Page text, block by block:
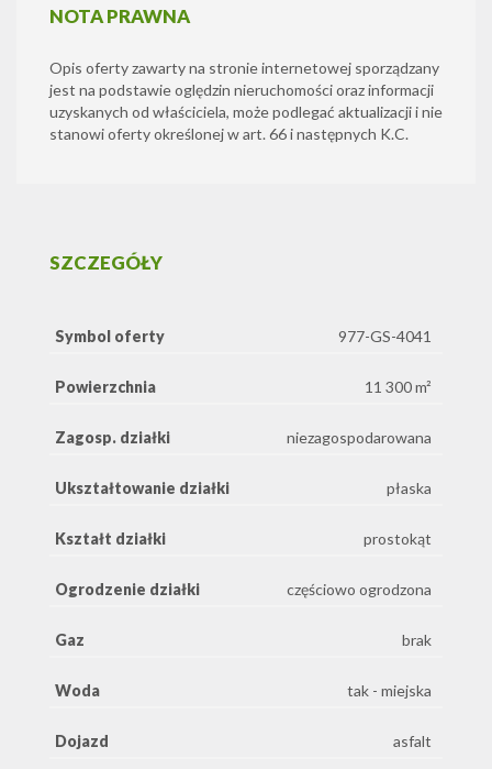
NOTA PRAWNA
Opis oferty zawarty na stronie internetowej sporządzany
jest na podstawie oględzin nieruchomości oraz informacji
uzyskanych od właściciela, może podlegać aktualizacji i nie
stanowi oferty określonej w art. 66 i następnych K.C.
SZCZEGÓŁY
Symbol oferty 977-GS-4041
Powierzchnia 11 300 m²
Zagosp. działki niezagospodarowana
Ukształtowanie działki płaska
Kształt działki prostokąt
Ogrodzenie działki częściowo ogrodzona
Gaz brak
Woda tak - miejska
Dojazd asfalt